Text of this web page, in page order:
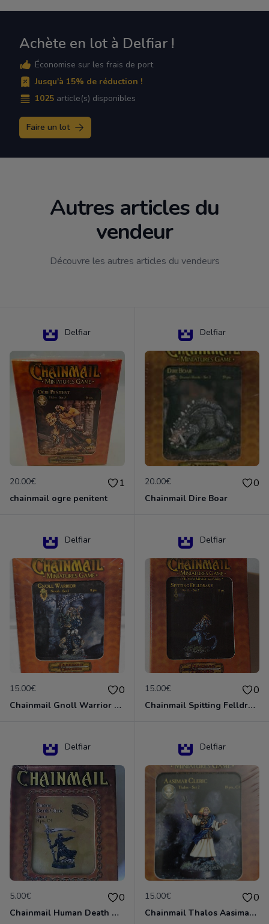
Achète en lot à Delfiar !
Économise sur les frais de port
Jusqu'à 15% de réduction !
1025 article(s) disponibles
Faire un lot
Autres articles du
vendeur
Découvre les autres articles du vendeurs
Delfiar
20.00€ 1
chainmail ogre penitent
Delfiar
20.00€ 0
Chainmail Dire Boar
Delfiar
15.00€ 0
Chainmail Gnoll Warrior Dungeons & Dragons
Delfiar
15.00€ 0
Chainmail Spitting Felldrake
Delfiar
5.00€ 0
Chainmail Human Death Cleric
Delfiar
15.00€ 0
Chainmail Thalos Aasimar Cleric